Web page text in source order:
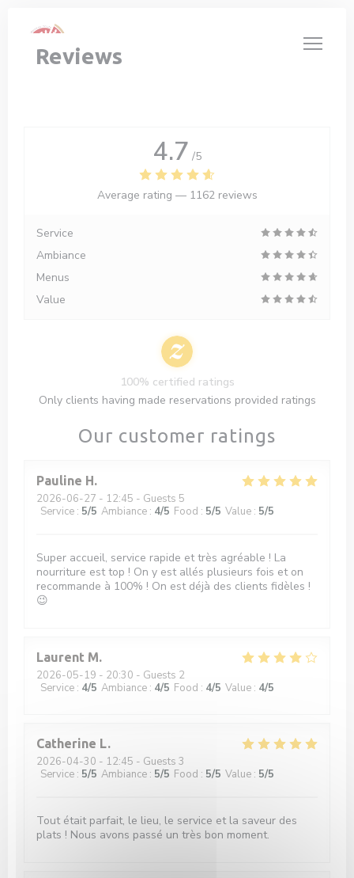
Reviews
Our customer ratings
Pauline H
2026-06-27 - 12:45 - Guests 5
Service : 5/5 Ambiance : 4/5 Food : 5/5 Value : 5/5
Super accueil, service rapide et très agréable ! La
nourriture est top ! On y est allés plusieurs fois et on
recommande à 100% ! On est déjà des clients fidèles !
😉
Laurent M
2026-05-19 - 20:30 - Guests 2
Service : 4/5 Ambiance : 4/5 Food : 4/5 Value : 4/5
Catherine L
2026-04-30 - 12:45 - Guests 3
Service : 5/5 Ambiance : 5/5 Food : 5/5 Value : 5/5
Tout était parfait, le lieu, le service et la saveur des
plats ! Nous avons passé un très bon moment.
4.7 /5
Average rating — 1162 reviews
Service
Ambiance
Menus
Value
100% certified ratings
Only clients having made reservations provided ratings